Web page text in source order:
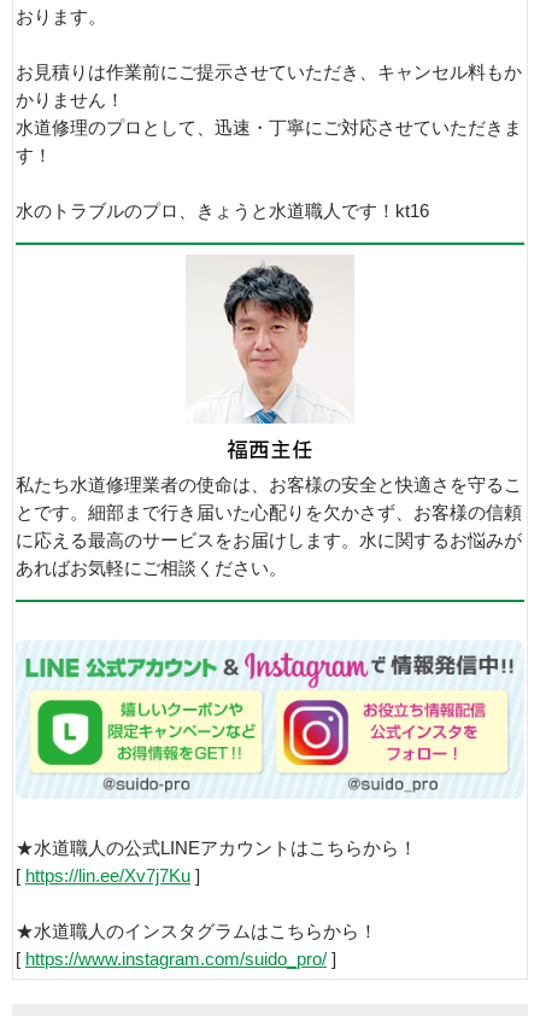
おります。
お見積りは作業前にご提示させていただき、キャンセル料もか
かりません！
水道修理のプロとして、迅速・丁寧にご対応させていただきま
す！
水のトラブルのプロ、きょうと水道職人です！kt16
私たち水道修理業者の使命は、お客様の安全と快適さを守るこ
とです。細部まで行き届いた心配りを欠かさず、お客様の信頼
に応える最高のサービスをお届けします。水に関するお悩みが
あればお気軽にご相談ください。
★水道職人の公式LINEアカウントはこちらから！
[ https://lin.ee/Xv7j7Ku ]
★水道職人のインスタグラムはこちらから！
[ https://www.instagram.com/suido_pro/ ]